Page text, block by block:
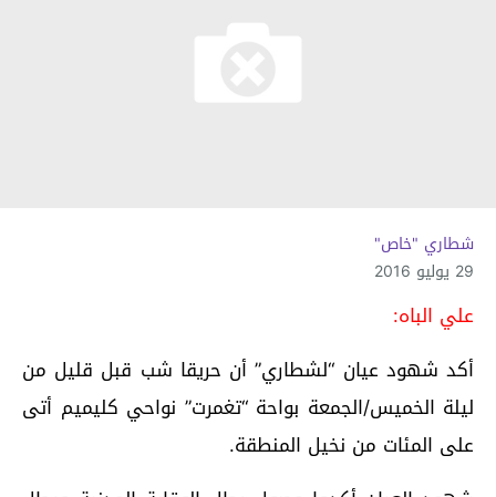
شطاري "خاص"
29 يوليو 2016
علي الباه:
أكد شهود عيان “لشطاري” أن حريقا شب قبل قليل من
ليلة الخميس/الجمعة بواحة “تغمرت” نواحي كليميم أتى
على المئات من نخيل المنطقة.